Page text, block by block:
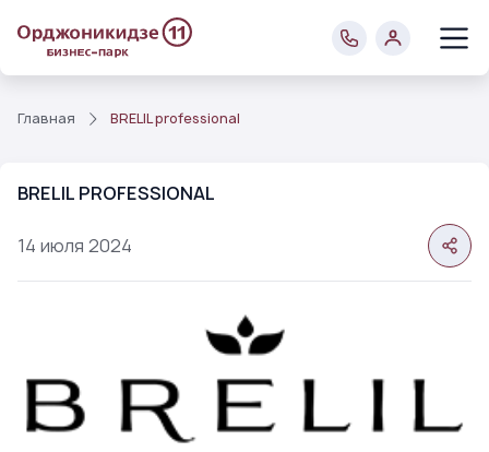
Главная BRELIL professional
14 июля 2024
BRELIL PROFESSIONAL